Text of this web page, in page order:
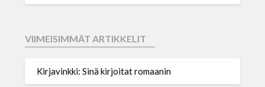
VIIMEISIMMÄT ARTIKKELIT
Kirjavinkki: Sinä kirjoitat romaanin